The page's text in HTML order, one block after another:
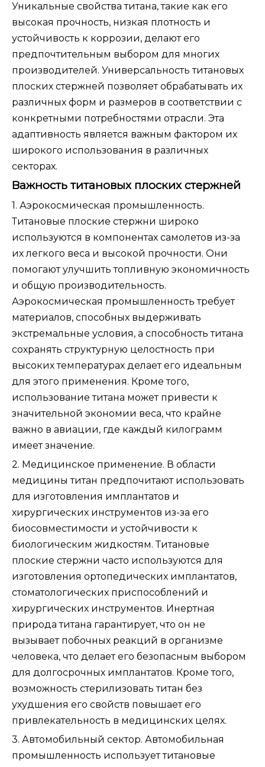
Уникальные свойства титана, такие как его
высокая прочность, низкая плотность и
устойчивость к коррозии, делают его
предпочтительным выбором для многих
производителей. Универсальность титановых
плоских стержней позволяет обрабатывать их
различных форм и размеров в соответствии с
конкретными потребностями отрасли. Эта
адаптивность является важным фактором их
широкого использования в различных
секторах.
Важность титановых плоских стержней
1. Аэрокосмическая промышленность.
Титановые плоские стержни широко
используются в компонентах самолетов из-за
их легкого веса и высокой прочности. Они
помогают улучшить топливную экономичность
и общую производительность.
Аэрокосмическая промышленность требует
материалов, способных выдерживать
экстремальные условия, а способность титана
сохранять структурную целостность при
высоких температурах делает его идеальным
для этого применения. Кроме того,
использование титана может привести к
значительной экономии веса, что крайне
важно в авиации, где каждый килограмм
имеет значение.
2. Медицинское применение. В области
медицины титан предпочитают использовать
для изготовления имплантатов и
хирургических инструментов из-за его
биосовместимости и устойчивости к
биологическим жидкостям. Титановые
плоские стержни часто используются для
изготовления ортопедических имплантатов,
стоматологических приспособлений и
хирургических инструментов. Инертная
природа титана гарантирует, что он не
вызывает побочных реакций в организме
человека, что делает его безопасным выбором
для долгосрочных имплантатов. Кроме того,
возможность стерилизовать титан без
ухудшения его свойств повышает его
привлекательность в медицинских целях.
3. Автомобильный сектор. Автомобильная
промышленность использует титановые